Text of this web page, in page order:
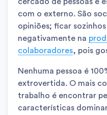
com o externo. São
opiniões; ficar
negativamente na
colaboradores, pois
Nenhuma pessoa é
extrovertida. O mais
trabalho é encontrar
características